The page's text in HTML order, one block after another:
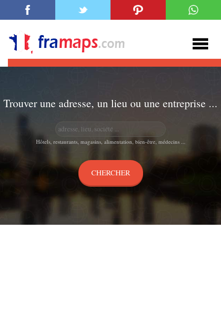
Trouver une adresse, un lieu ou une entreprise ...
Hôtels, restaurants, magasins, alimentation, bien-être, médecins ...